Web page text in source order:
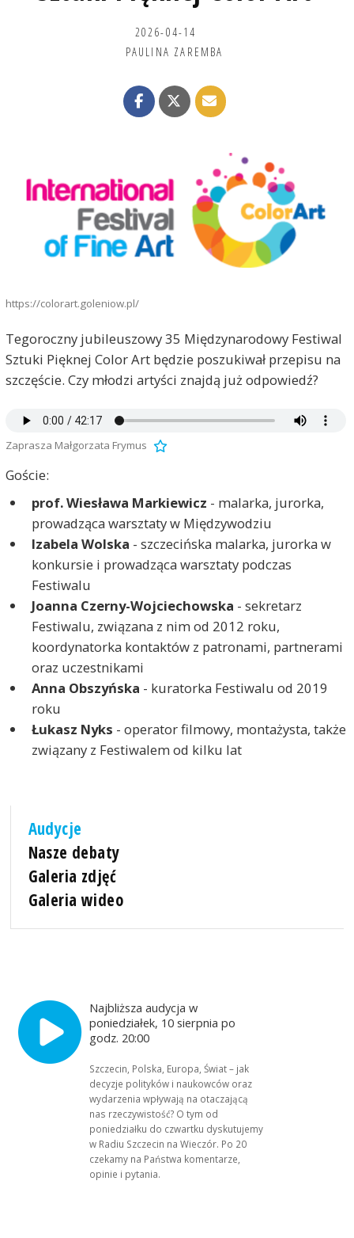
2026-04-14
PAULINA ZAREMBA
https://colorart.goleniow.pl/
Tegoroczny jubileuszowy 35 Międzynarodowy Festiwal
Sztuki Pięknej Color Art będzie poszukiwał przepisu na
szczęście. Czy młodzi artyści znajdą już odpowiedź?
Zaprasza Małgorzata Frymus
Goście:
prof. Wiesława Markiewicz - malarka, jurorka,
prowadząca warsztaty w Międzywodziu
Izabela Wolska - szczecińska malarka, jurorka w
konkursie i prowadząca warsztaty podczas
Festiwalu
Joanna Czerny-Wojciechowska - sekretarz
Festiwalu, związana z nim od 2012 roku,
koordynatorka kontaktów z patronami, partnerami
oraz uczestnikami
Anna Obszyńska - kuratorka Festiwalu od 2019
roku
Łukasz Nyks - operator filmowy, montażysta, także
związany z Festiwalem od kilku lat
Audycje
Nasze debaty
Galeria zdjęć
Galeria wideo
Najbliższa audycja w
poniedziałek, 10 sierpnia po
godz. 20:00
Szczecin, Polska, Europa, Świat – jak
decyzje polityków i naukowców oraz
wydarzenia wpływają na otaczającą
nas rzeczywistość? O tym od
poniedziałku do czwartku dyskutujemy
w Radiu Szczecin na Wieczór. Po 20
czekamy na Państwa komentarze,
opinie i pytania.